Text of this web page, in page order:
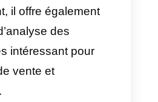
les données de
sociaux, il vous